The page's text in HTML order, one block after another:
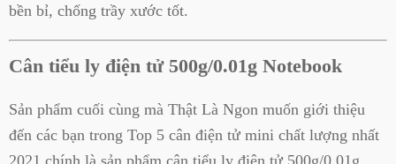
bền bỉ, chống trầy xước tốt.
Cân tiểu ly điện tử 500g/0.01g Notebook
Sản phẩm cuối cùng mà Thật Là Ngon muốn giới thiệu
đến các bạn trong Top 5 cân điện tử mini chất lượng nhất
2021 chính là sản phẩm cân tiểu ly điện tử 500g/0.01g